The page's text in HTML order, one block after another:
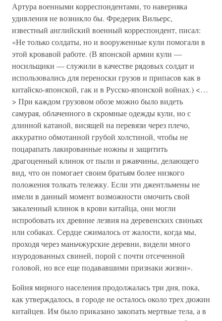
Артура военными корреспондентами, то наверняка
удивления не возникло бы. Фредерик Вильерс,
известный английский военный корреспондент, писал:
«Не только солдаты, но и вооруженные кули помогали в
этой кровавой работе. (В японской армии кули —
носильщики — служили в качестве рядовых солдат и
использовались для переноски грузов и припасов как в
китайско-японской, гак и в Русско-японской войнах.) <…
> При каждом грузовом обозе можно было видеть
самурая, облаченного в скромные одежды кули, но с
длинной катаной, висящей на перевязи через плечо,
аккуратно обмотанной грубой холстиной, чтобы не
поцарапать лакированные ножны и защитить
драгоценный клинок от пыли и ржавчины, делающего
вид, что он помогает своим братьям более низкого
положения толкать тележку. Если эти джентльмены не
имели в данный момент возможности омочить свой
закаленный клинок в крови китайца, они могли
испробовать их древние лезвия на деревенских свиньях
или собаках. Сердце сжималось от жалости, когда мы,
проходя через маньчжурские деревни, видели много
изуродованных свиней, порой с почти отсеченной
головой, но все еще подававшими признаки жизни».
Бойня мирного населения продолжалась три дня, пока,
как утверждалось, в городе не осталось около трех дюжин
китайцев. Им было приказано закопать мертвые тела, а в